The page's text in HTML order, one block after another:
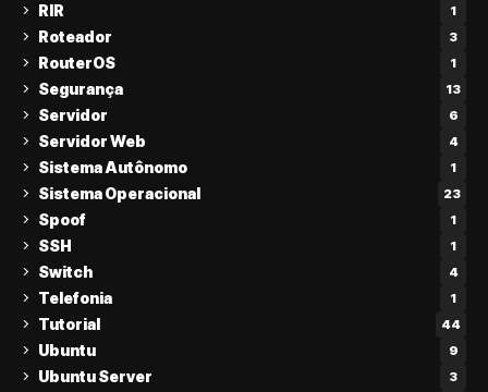
RIR 1
Roteador 3
RouterOS 1
Segurança 13
Servidor 6
Servidor Web 4
Sistema Autônomo 1
Sistema Operacional 23
Spoof 1
SSH 1
Switch 4
Telefonia 1
Tutorial 44
Ubuntu 9
Ubuntu Server 3